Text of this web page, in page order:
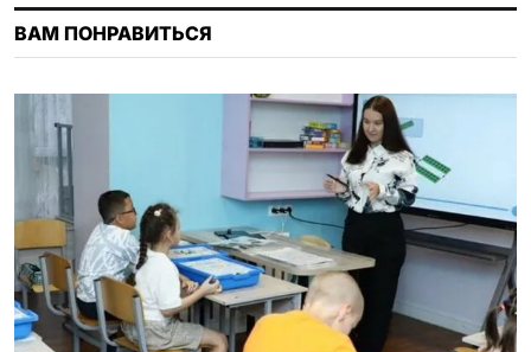
i
ВАМ ПОНРАВИТЬСЯ